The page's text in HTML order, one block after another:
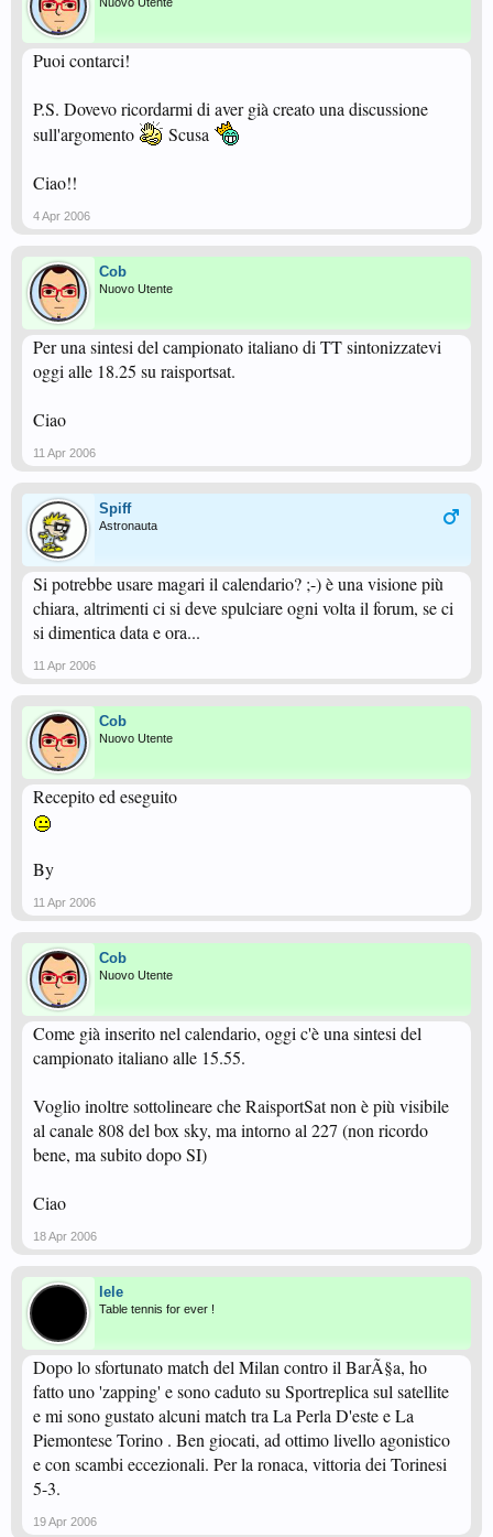
Puoi contarci!
P.S. Dovevo ricordarmi di aver già creato una discussione
sull'argomento
Scusa
Ciao!!
4 Apr 2006
Cob
Nuovo Utente
Per una sintesi del campionato italiano di TT sintonizzatevi
oggi alle 18.25 su raisportsat.
Ciao
11 Apr 2006
Spiff
Astronauta
Si potrebbe usare magari il calendario? ;-) è una visione più
chiara, altrimenti ci si deve spulciare ogni volta il forum, se ci
si dimentica data e ora...
11 Apr 2006
Cob
Nuovo Utente
Recepito ed eseguito
By
11 Apr 2006
Cob
Nuovo Utente
Come già inserito nel calendario, oggi c'è una sintesi del
campionato italiano alle 15.55.
Voglio inoltre sottolineare che RaisportSat non è più visibile
al canale 808 del box sky, ma intorno al 227 (non ricordo
bene, ma subito dopo SI)
Ciao
18 Apr 2006
lele
Table tennis for ever !
Dopo lo sfortunato match del Milan contro il BarÃ§a, ho
fatto uno 'zapping' e sono caduto su Sportreplica sul satellite
e mi sono gustato alcuni match tra La Perla D'este e La
Piemontese Torino . Ben giocati, ad ottimo livello agonistico
e con scambi eccezionali. Per la ronaca, vittoria dei Torinesi
5-3.
19 Apr 2006